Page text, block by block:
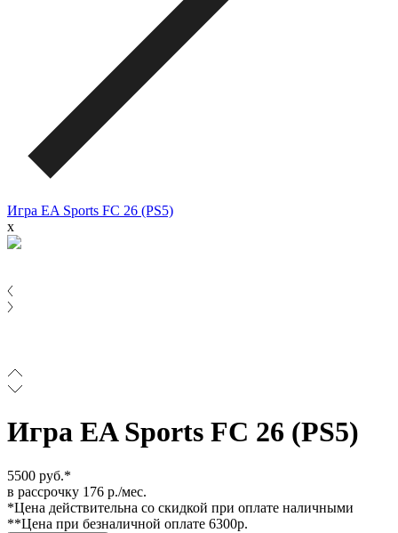
Игра EA Sports FC 26 (PS5)
x
Игра EA Sports FC 26 (PS5)
5500 руб.*
в рассрочку 176 р./мес.
*Цена действительна со скидкой при оплате наличными
**Цена при безналичной оплате 6300р.